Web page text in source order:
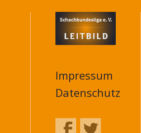
Impressum
Datenschutz